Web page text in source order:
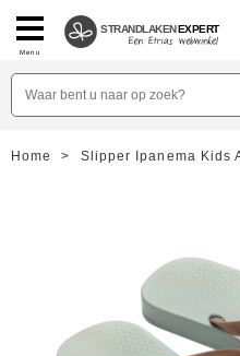
Menu
STRANDLAKENEXPERT
Home > Slipper Ipanema Kids